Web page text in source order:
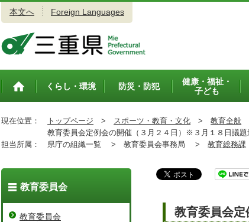
本文へ Foreign Languages
トップペ
くらし・環境 防災・防犯
健康・福祉・
子ども
現在位置： トップページ > スポーツ・教育・文化 > 教育全般
教育委員会定例会の開催（３月２４日）※３月１８日議題
担当所属：
県庁の組織一覧 > 教育委員会事務局 > 教育総務課
教育委員会
教育委員会
教育委員会